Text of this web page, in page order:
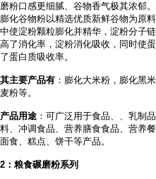
磨粉口感更细腻、谷物香气极其浓郁。
膨化谷物粉以精选优质新鲜谷物为原
中使淀粉颗粒膨化并精华，淀粉分子
高了消化率，淀粉消化吸收，同时使
了蛋白质吸收率。
其主要产品有 ：膨化大米粉，膨化黑
麦粉等。
产品用途 ：可广泛用于食品、 、乳制
料、冲调食品、营养膳食食品、营养
面食、糕点、饼干等产品。
2 ：粮食碾磨粉系列